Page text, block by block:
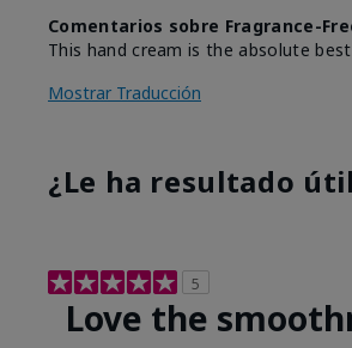
Comentarios sobre Fragrance-
This hand cream is the absolute
Mostrar Traducción
¿Le ha resultado
5
Love the